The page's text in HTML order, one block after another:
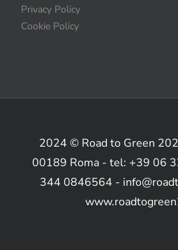
Privacy Policy
Cookie Policy
2024 © Road to Green
00189 Roma - tel: +39 06
344 0846564 -